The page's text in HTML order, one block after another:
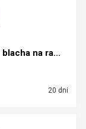
na ra...
20 dni